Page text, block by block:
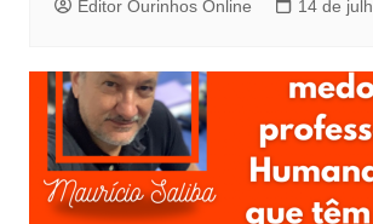
Editor Ourinhos Online 14 de